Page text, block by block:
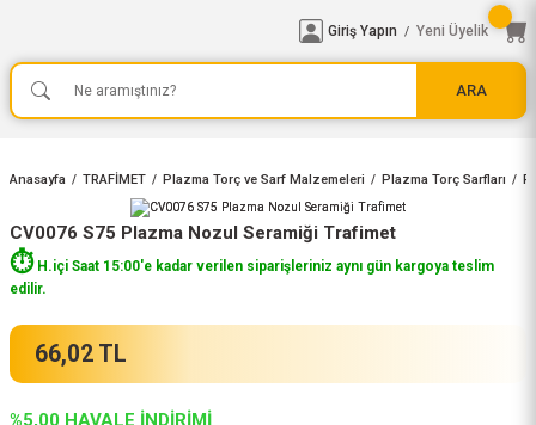
ARA
Giriş Yapın / Yeni Üyelik
Anasayfa TRAFİMET Plazma Torç ve Sarf Malzemeleri Plazma Torç Sarfları
CV0076 S75 Plazma Nozul Seramiği Trafimet
⏱️H.içi Saat 15:00'e kadar verilen siparişleriniz aynı gün kargoya teslim
edilir.
66,02 TL
%5,00 HAVALE İNDİRİMİ